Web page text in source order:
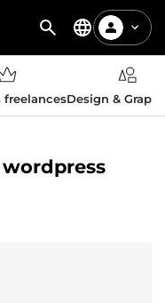
freelancesDesign &